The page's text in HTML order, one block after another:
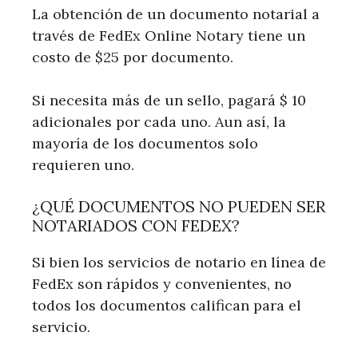
La obtención de un documento notarial a
través de FedEx Online Notary tiene un
costo de $25 por documento.
Si necesita más de un sello, pagará $ 10
adicionales por cada uno. Aun así, la
mayoría de los documentos solo
requieren uno.
¿QUÉ DOCUMENTOS NO PUEDEN SER
NOTARIADOS CON FEDEX?
Si bien los servicios de notario en línea de
FedEx son rápidos y convenientes, no
todos los documentos califican para el
servicio.